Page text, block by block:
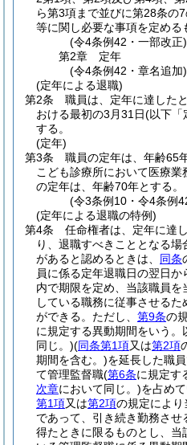
ら第3項まで並びに第28条の
等に関し必要な事項を定める
(令4条例42・一部改正)
第2章
定年
(令4条例42・章名追加)
(定年による退職)
第2条
職員は、定年に達した
おける最初の3月31日(以下「
する。
(定年)
第3条
職員の定年は、年齢65
こども診療所において医療
の定年は、年齢70年とする。
(令3条例10・令4条例
(定年による退職の特例)
第4条
任命権者は、定年に達
り、退職すべきこととなる
があると認めるときは、 同条
員に係る定年退職日の翌日
内で期限を定め、当該職員
している職務に従事させる
ができる。 ただし、 第9条の
に規定する異動期間をいう。
同じ。)(同条第1項又は第2項
期間を含む。)を延長した職
て管理監督職(第6条に規定す
次章において同じ。)を占め
第1項又は第2項の規定により
であって、引き続き勤務さ
得たときに限るものとし、